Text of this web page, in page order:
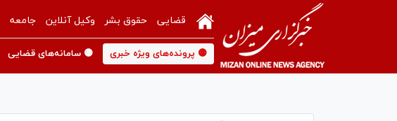
قضایی حقوق بشر وکیل آنلاین جامعه
🟡 پرونده‌های ویژه خبری 🟡 سامانه‌های قضایی